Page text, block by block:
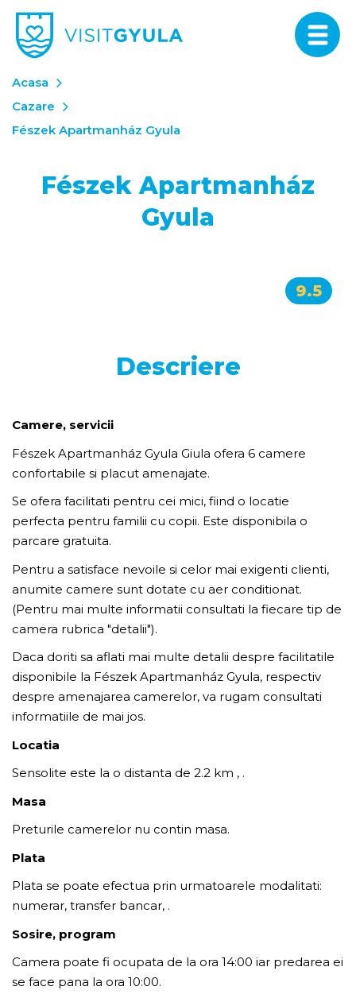
Acasa
Cazare
Fészek Apartmanház Gyula
Fészek Apartmanház
Gyula
9.5
Descriere
Camere, servicii
Fészek Apartmanház Gyula Giula ofera 6 camere
confortabile si placut amenajate.
Se ofera facilitati pentru cei mici, fiind o locatie
perfecta pentru familii cu copii. Este disponibila o
parcare gratuita.
Pentru a satisface nevoile si celor mai exigenti clienti,
anumite camere sunt dotate cu aer conditionat.
(Pentru mai multe informatii consultati la fiecare tip de
camera rubrica "detalii").
Daca doriti sa aflati mai multe detalii despre facilitatile
disponibile la Fészek Apartmanház Gyula, respectiv
despre amenajarea camerelor, va rugam consultati
informatiile de mai jos.
Locatia
Sensolite este la o distanta de 2.2 km , .
Masa
Preturile camerelor nu contin masa.
Plata
Plata se poate efectua prin urmatoarele modalitati:
numerar, transfer bancar, .
Sosire, program
Camera poate fi ocupata de la ora 14:00 iar predarea ei
se face pana la ora 10:00.